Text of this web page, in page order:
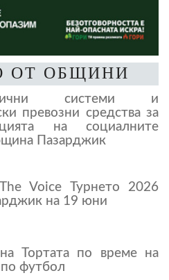
ОТ ОБЩИНИ
системи и
превозни средства за
на социалните
Пазарджик
Voice Турнето 2026
на 19 юни
Тортата по време на
футбол